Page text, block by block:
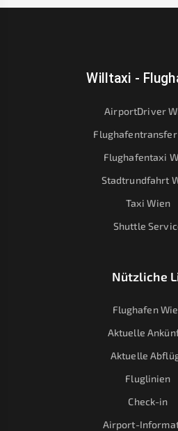
Willtaxi -
AirportDriver
Flughafentransfer
Flughafentaxi
Stadtrundfahrt
Taxi Wien
Shuttle
Nützliche
Flughafen
Aktuelle
Aktuelle
Fluglinien
Check-in
Airport-